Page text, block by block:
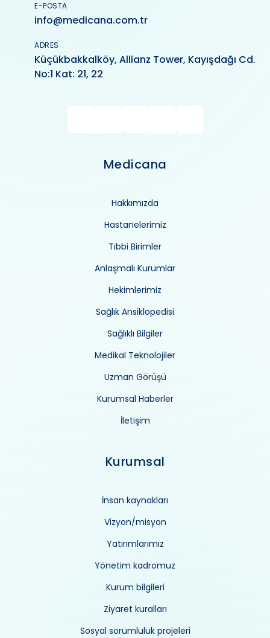
E-POSTA
info@medicana.com.tr
ADRES
Küçükbakkalköy, Allianz Tower, Kayışdağı Cd.
No:1 Kat: 21, 22
Medicana
Hakkımızda
Hastanelerimiz
Tıbbi Birimler
Anlaşmalı Kurumlar
Hekimlerimiz
Sağlık Ansiklopedisi
Sağlıklı Bilgiler
Medikal Teknolojiler
Uzman Görüşü
Kurumsal Haberler
İletişim
Kurumsal
İnsan kaynakları
Vizyon/misyon
Yatırımlarımız
Yönetim kadromuz
Kurum bilgileri
Ziyaret kuralları
Sosyal sorumluluk projeleri